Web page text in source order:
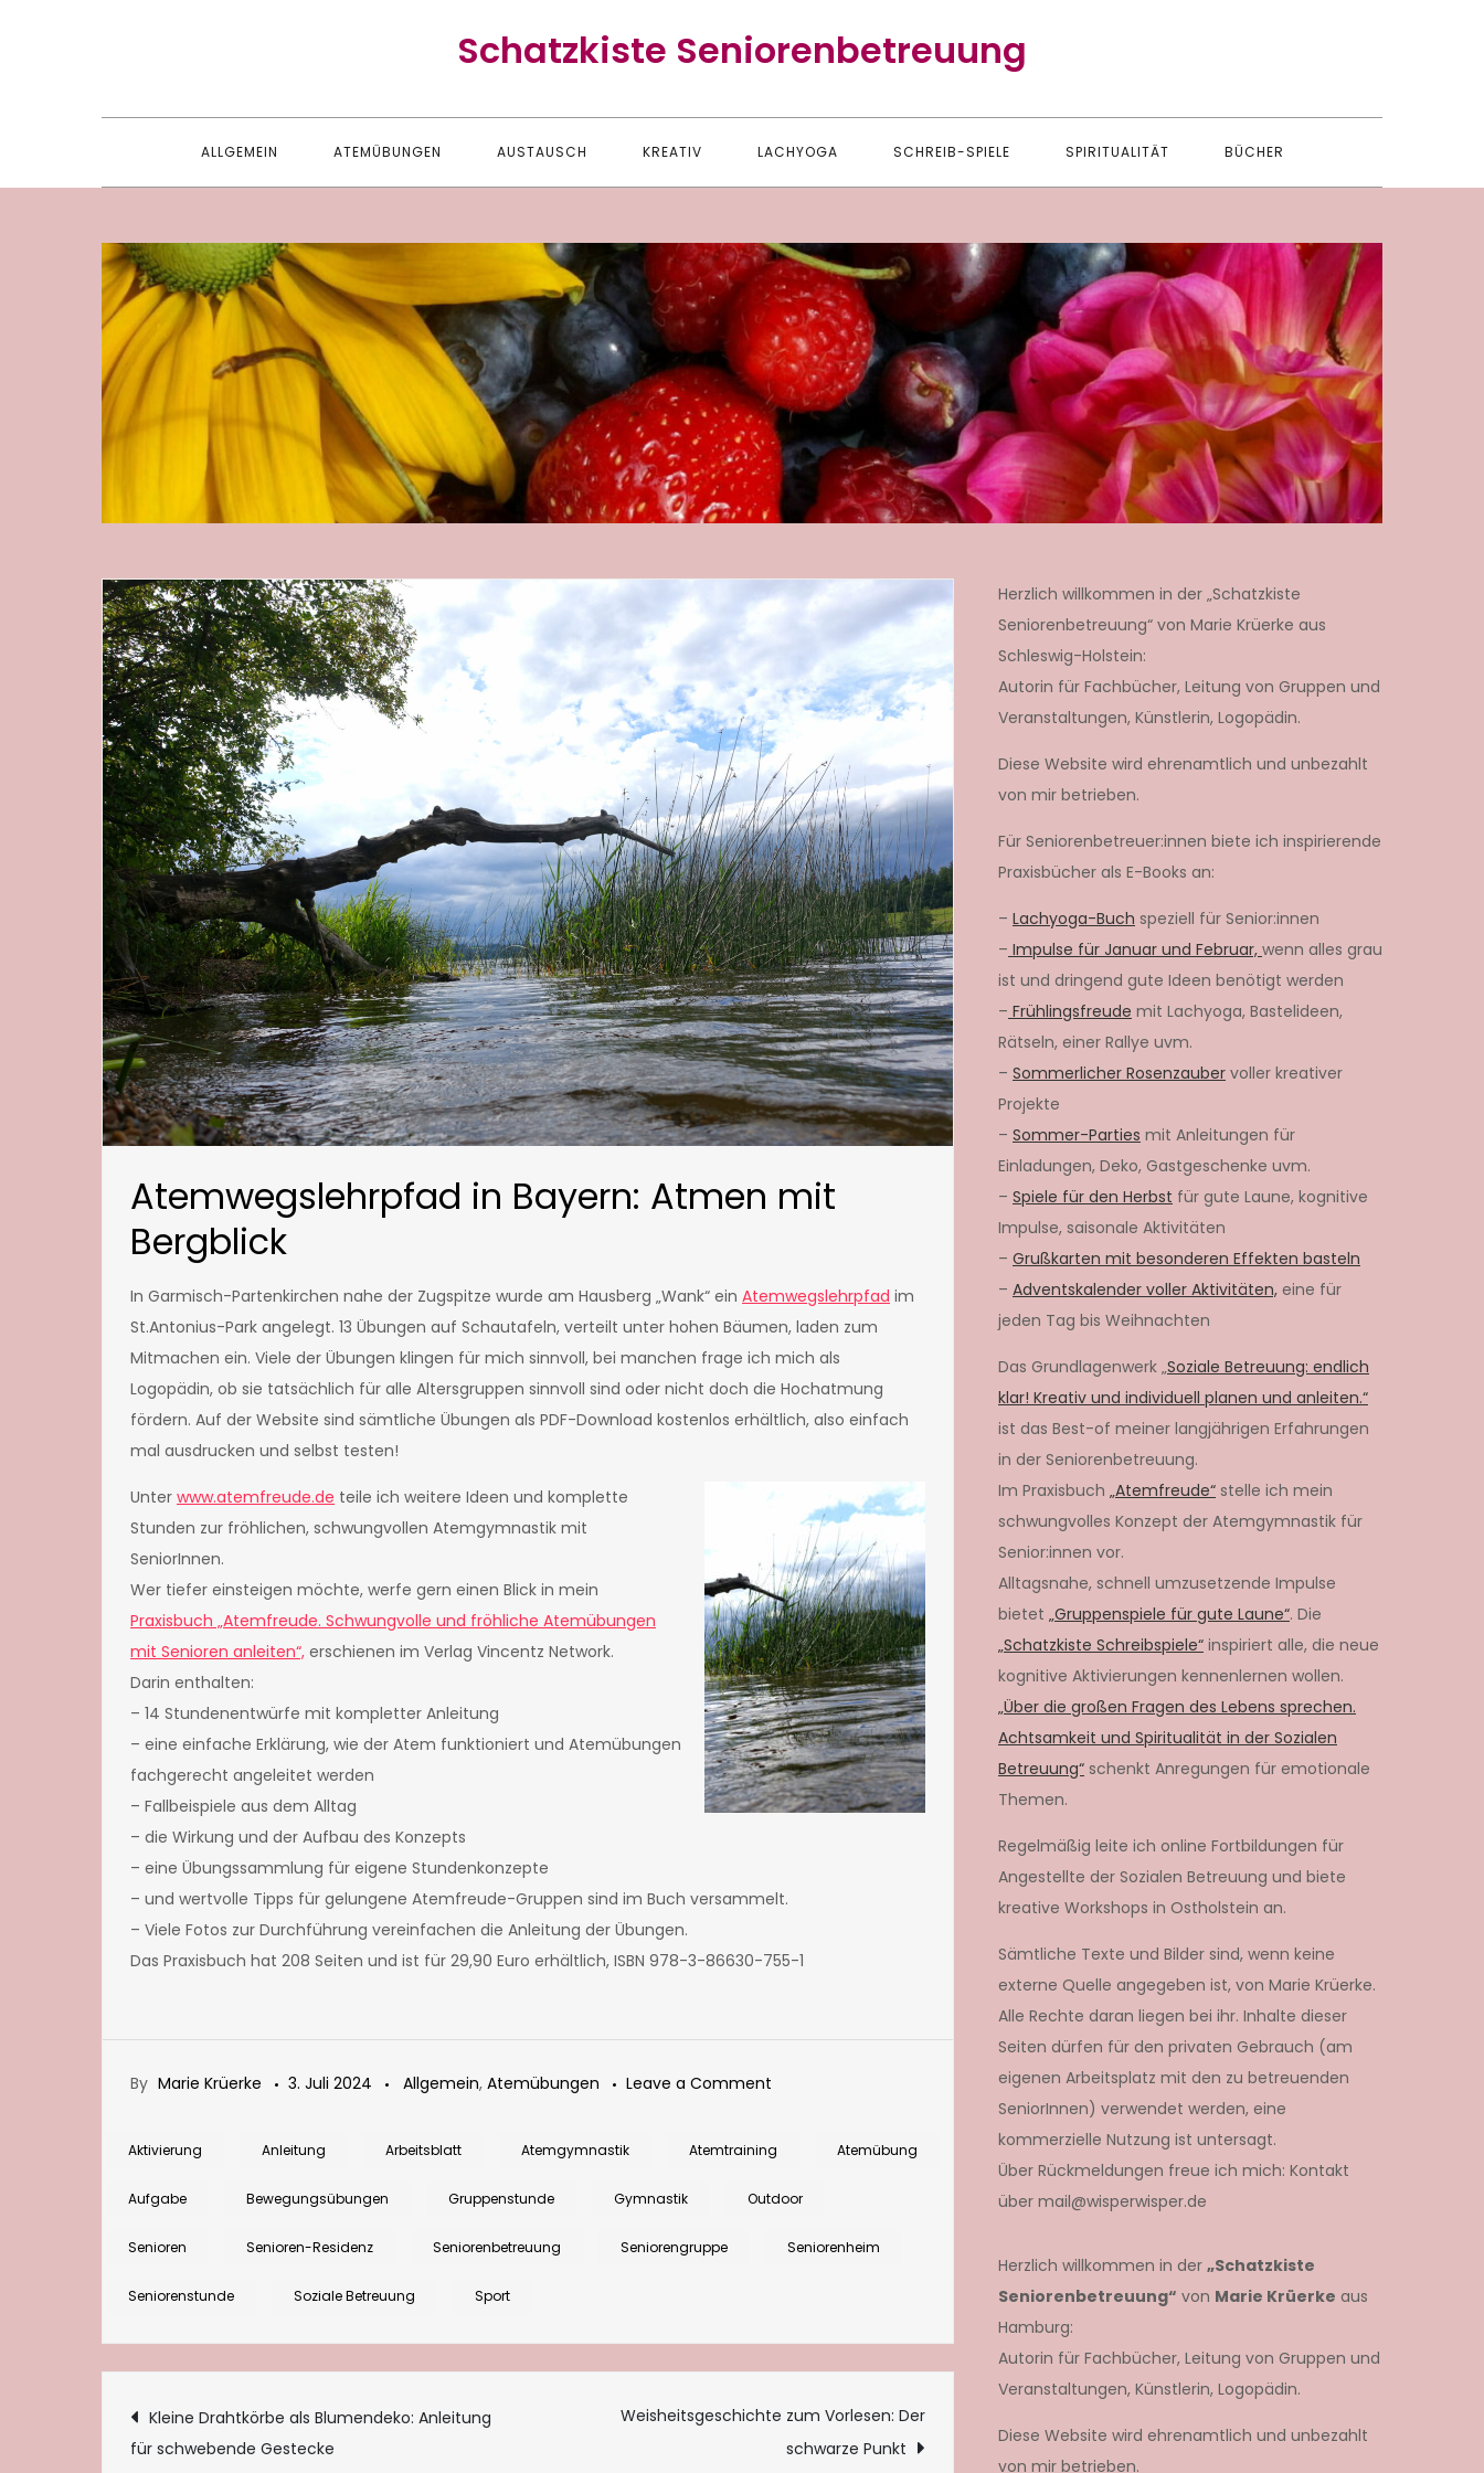
Schatzkiste Seniorenbetreuung
ALLGEMEIN ATEMÜBUNGEN AUSTAUSCH KREATIV LACHYOGA SCHREIB-SPIELE SPIRITUALITÄT BÜCHER
Atemwegslehrpfad in Bayern: Atmen mit
Bergblick
In Garmisch-Partenkirchen nahe der Zugspitze wurde am Hausberg „Wank“ ein Atemwegslehrpfad im
St.Antonius-Park angelegt. 13 Übungen auf Schautafeln, verteilt unter hohen Bäumen, laden zum
Mitmachen ein. Viele der Übungen klingen für mich sinnvoll, bei manchen frage ich mich als
Logopädin, ob sie tatsächlich für alle Altersgruppen sinnvoll sind oder nicht doch die Hochatmung
fördern. Auf der Website sind sämtliche Übungen als PDF-Download kostenlos erhältlich, also einfach
mal ausdrucken und selbst testen!
Unter www.atemfreude.de teile ich weitere Ideen und komplette
Stunden zur fröhlichen, schwungvollen Atemgymnastik mit
SeniorInnen.
Wer tiefer einsteigen möchte, werfe gern einen Blick in mein
Praxisbuch „Atemfreude. Schwungvolle und fröhliche Atemübungen
mit Senioren anleiten“, erschienen im Verlag Vincentz Network.
Darin enthalten:
– 14 Stundenentwürfe mit kompletter Anleitung
– eine einfache Erklärung, wie der Atem funktioniert und Atemübungen
fachgerecht angeleitet werden
– Fallbeispiele aus dem Alltag
– die Wirkung und der Aufbau des Konzepts
– eine Übungssammlung für eigene Stundenkonzepte
– und wertvolle Tipps für gelungene Atemfreude-Gruppen sind im Buch versammelt.
– Viele Fotos zur Durchführung vereinfachen die Anleitung der Übungen.
Das Praxisbuch hat 208 Seiten und ist für 29,90 Euro erhältlich, ISBN 978-3-86630-755-1
By Marie Krüerke 3. Juli 2024 Allgemein, Atemübungen Leave a Comment
in
Atmen
mit
Aktivierung Anleitung Arbeitsblatt Atemgymnastik Atemtraining Atemübung
Aufgabe Bewegungsübungen Gruppenstunde Gymnastik Outdoor
Senioren Senioren-Residenz Seniorenbetreuung Seniorengruppe Seniorenheim
Seniorenstunde Soziale Betreuung Sport
Beitragsnavigation
Kleine Drahtkörbe als Blumendeko: Anleitung
für schwebende Gestecke
Weisheitsgeschichte zum Vorlesen: Der
schwarze Punkt
Herzlich willkommen in der „Schatzkiste
Seniorenbetreuung“ von Marie Krüerke aus
Schleswig-Holstein:
Autorin für Fachbücher, Leitung von Gruppen und
Veranstaltungen, Künstlerin, Logopädin.
Diese Website wird ehrenamtlich und unbezahlt
von mir betrieben.
Für Seniorenbetreuer:innen biete ich inspirierende
Praxisbücher als E-Books an:
– Lachyoga-Buch speziell für Senior:innen
– Impulse für Januar und Februar, wenn alles grau
ist und dringend gute Ideen benötigt werden
– Frühlingsfreude mit Lachyoga, Bastelideen,
Rätseln, einer Rallye uvm.
– Sommerlicher Rosenzauber voller kreativer
Projekte
– Sommer-Parties mit Anleitungen für
Einladungen, Deko, Gastgeschenke uvm.
– Spiele für den Herbst für gute Laune, kognitive
Impulse, saisonale Aktivitäten
– Grußkarten mit besonderen Effekten basteln
– Adventskalender voller Aktivitäten, eine für
jeden Tag bis Weihnachten
Das Grundlagenwerk „Soziale Betreuung: endlich
klar! Kreativ und individuell planen und anleiten.“
ist das Best-of meiner langjährigen Erfahrungen
in der Seniorenbetreuung.
Im Praxisbuch „Atemfreude“ stelle ich mein
schwungvolles Konzept der Atemgymnastik für
Senior:innen vor.
Alltagsnahe, schnell umzusetzende Impulse
bietet „Gruppenspiele für gute Laune“. Die
„Schatzkiste Schreibspiele“ inspiriert alle, die neue
kognitive Aktivierungen kennenlernen wollen.
„Über die großen Fragen des Lebens sprechen.
Achtsamkeit und Spiritualität in der Sozialen
Betreuung“ schenkt Anregungen für emotionale
Themen.
Regelmäßig leite ich online Fortbildungen für
Angestellte der Sozialen Betreuung und biete
kreative Workshops in Ostholstein an.
Sämtliche Texte und Bilder sind, wenn keine
externe Quelle angegeben ist, von Marie Krüerke.
Alle Rechte daran liegen bei ihr. Inhalte dieser
Seiten dürfen für den privaten Gebrauch (am
eigenen Arbeitsplatz mit den zu betreuenden
SeniorInnen) verwendet werden, eine
kommerzielle Nutzung ist untersagt.
Über Rückmeldungen freue ich mich: Kontakt
über mail@wisperwisper.de
Herzlich willkommen in der „Schatzkiste
Seniorenbetreuung“ von Marie Krüerke aus
Hamburg:
Autorin für Fachbücher, Leitung von Gruppen und
Veranstaltungen, Künstlerin, Logopädin.
Diese Website wird ehrenamtlich und unbezahlt
von mir betrieben.